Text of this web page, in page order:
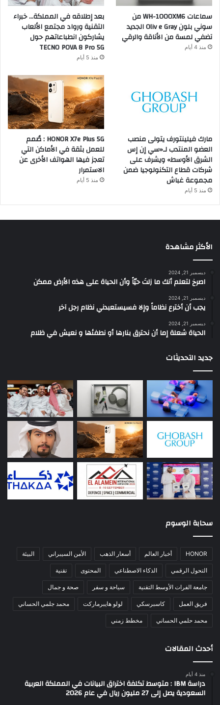
سماعات WH-1000XM6 من
سوني بلون Oliv e Gray الجديد
تضفي لمسة من الأناقة والرقي
منذ 4 أيام
بعد إطلاقه في المملكة… خبراء
التقنية ورواد مجتمع الألعاب
يشاركون انطباعاتهم حول
TECNO POVA 8 Pro 5G
منذ 5 أيام
مارك فيلينتورف يتولى منصب
العضو المنتدب لـ«سي إن إس
الشرق الأوسط» ويشرف على
شركات قطاع التكنولوجيا ضمن
مجموعة غباش
منذ 5 أيام
HONOR X7e Plus 5G : صُمم
للعمل بثقة في الأماكن التي
تعجز فيها الهواتف الأخرى عن
الاستمرار
منذ 5 أيام
الأكثر مشاهدة
ديسمبر 21, 2024
‫اصرخ لتعلم أنك ما زلتَ حيّاً وأن الحياة على هذه الأرض ممكن
ديسمبر 21, 2024
يجب أن أخترع نظاماً وإلا فسيستعبدني نظام رجل آخر
ديسمبر 21, 2024
الحياة شعلة إما أن نحترق بنارها أو نطفئها و نعيش في ظلام
جديد التحديثات
سحابة الوسوم
HONOR أخبار العالم أسعار الذهب الأمن السيبراني البيئة
التحول الرقمي الذكاء الاصطناعي المحتوى تقنية
جامعة الفرات الأوسط التقنية سياحة و سفر صحة و جمال
فريق العمل كاسبرسكي لولو هايبرماركت محمد جلمي الحساني
محمد حلمي الحساني مخطط زمني
أحدث المقالات
منذ 4 أيام
دراسة IBM : متوسط تكلفة اختراق البيانات في المملكة العربية
السعودية يصل إلى 27 مليون ريال في عام 2026